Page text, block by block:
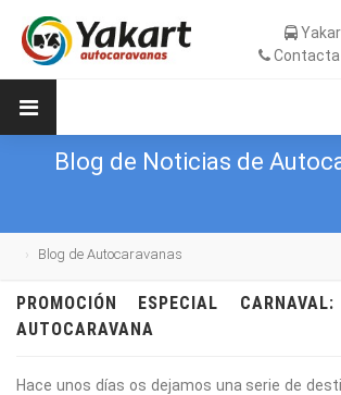
Contacta
Blog de Noticias de
Blog de Autocaravanas
PROMOCIÓN ESPECIAL
AUTOCARAVANA
Hace unos días os dejamos una serie de